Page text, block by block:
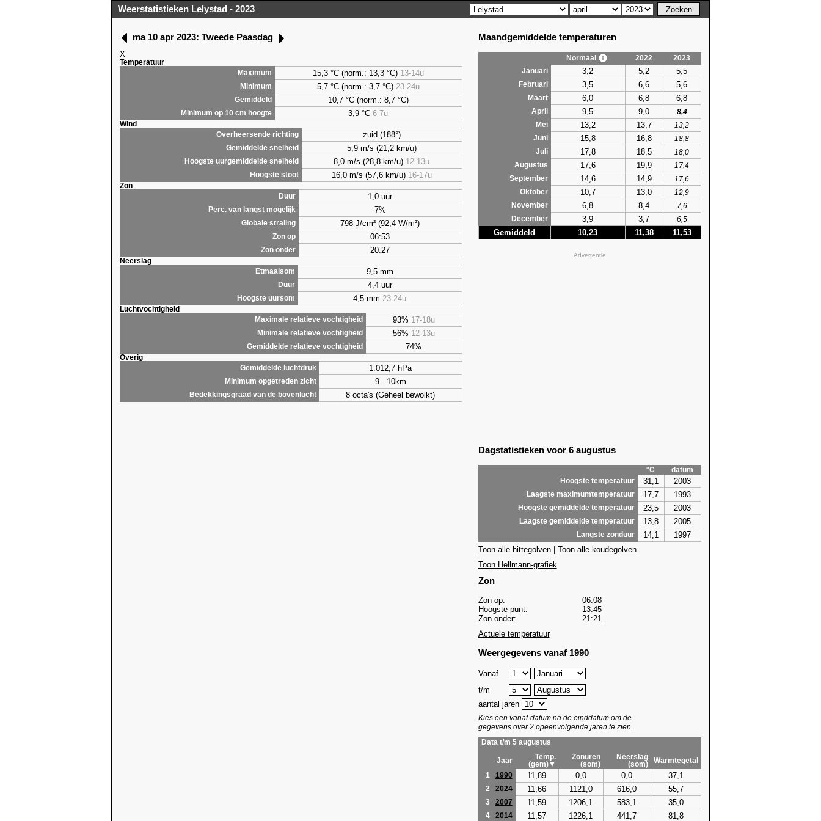
Weerstatistieken Lelystad - 2023
ma 10 apr 2023: Tweede Paasdag
X
Temperatuur
Maximum
15,3 °C (norm.: 13,3 °C) 13-14u
Minimum 5,7°C (norm.: 3,7 °C) 23-24u
Gemiddeld 10,7 °C (norm.: 8,7 °C)
Minimum op 10 cm hoogte 3,9 °C6-7u
Wind
Overheersende richting
zuid (188°)
Gemiddelde snelheid 5,9 m/s (21,2 km/u)
Hoogste uurgemiddelde snelheid 8,0 m/s (28,8 km/u) 12-13u
Hoogste stoot 16,0 m/s (57,6 km/u) 16-17u
Zon
Duur
1,0 uur
Perc. van langst mogelijk 7%
Globale straling 798 J/cm² (92,4 W/m²)
Zon op 06:53
Zon onder 20:27
Neerslag
Etmaalsom
9,5 mm
Duur 4,4 uur
Hoogste uursom 4,5 mm 23-24u
Luchtvochtigheid
Maximale relatieve vochtigheid
93% 17-18u
Minimale relatieve vochtigheid 56% 12-13u
Gemiddelde relatieve vochtigheid 74%
Overig
Gemiddelde luchtdruk
1.012,7 hPa
Minimum opgetreden zicht 9 - 10km
Bedekkingsgraad van de bovenlucht 8 octa's (Geheel bewolkt)
Maandgemiddelde temperaturen
Normaal 2022
2023
Januari
3,2 5,2 5,5
Februari 3,5 6,6 5,6
Maart 6,0 6,8 6,8
April 9,5 9,0
8,4
Mei
13,2 13,7
13,2
Juni
15,8 16,8
18,8
Juli
17,8 18,5
18,0
Augustus
17,6 19,9
17,4
September
14,6 14,9
17,6
Oktober
10,7 13,0
12,9
November
6,8 8,4
7,6
December
3,9 3,7 6,5
Gemiddeld 10,23 11,38 11,53
Advertentie
Dagstatistieken voor 6 augustus
°C
datum
Hoogste temperatuur
31,1 2003
Laagste maximumtemperatuur 17,7 1993
Hoogste gemiddelde temperatuur 23,5 2003
Laagste gemiddelde temperatuur 13,8 2005
Langste zonduur 14,1
1997
Toon alle hittegolven| Toon alle koudegolven
Toon Hellmann-grafiek
Zon
Zon op:
06:08
Hoogste punt:
13:45
Zon onder:
21:21
Actuele temperatuur
Weergegevens vanaf 1990
Vanaf
t/m
aantal jaren
Kies een vanaf-datum na de einddatum om de
gegevens over 2 opeenvolgende jaren te zien.
Data t/m 5 augustus
Jaar
Temp.
(gem)▼
Zonuren
(som)
Neerslag
(som)
Warmtegetal
1
1990 11,89 0,0 0,0 37,1
2 2024 11,66 1121,0 616,0 55,7
3 2007 11,59 1206,1 583,1 35,0
4 2014 11,57 1226,1 441,7 81,8